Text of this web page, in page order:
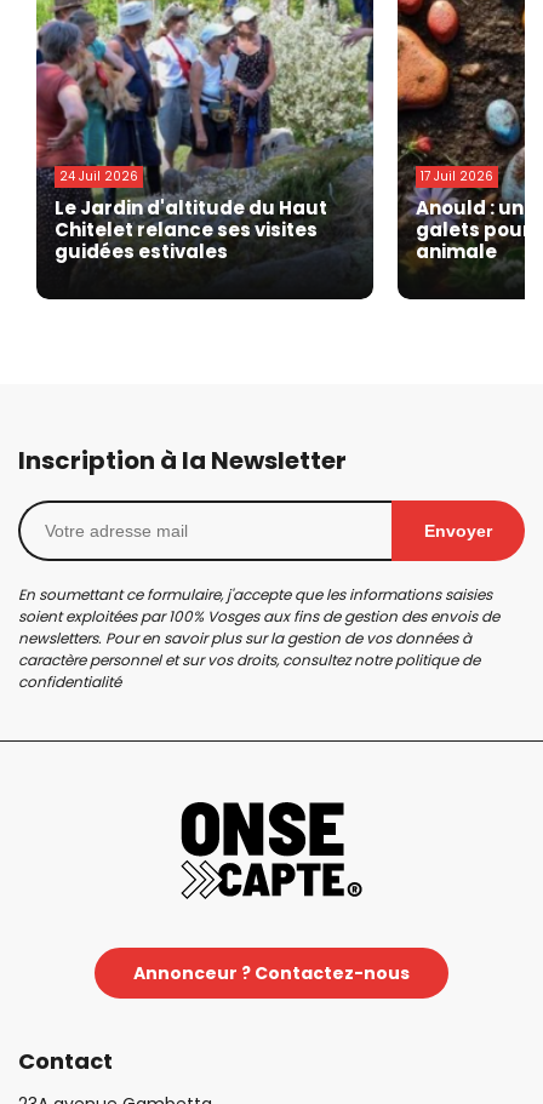
24 Juil 2026
Le Jardin d'altitude du Haut
Chitelet relance ses visites
guidées estivales
17 Juil 2026
Anould :
galets pour
animale
Inscription à la Newsletter
Envoyer
En soumettant ce formulaire, j'accepte que les informations saisies
soient exploitées par 100% Vosges aux fins de gestion des envois de
newsletters. Pour en savoir plus sur la gestion de vos données à
caractère personnel et sur vos droits, consultez notrepolitique de
confidentialité
Annonceur ? Contactez-nous
Contact